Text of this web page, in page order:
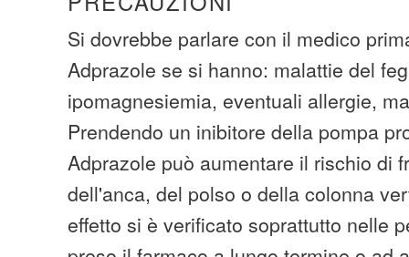
Si dovrebbe parlare con il medico
Adprazole se si hanno: malattie del
ipomagnesiemia, eventuali allergie,
Prendendo un inibitore della pompa
Adprazole può aumentare il rischio di
dell'anca, del polso o della colonna
effetto si è verificato soprattutto nelle